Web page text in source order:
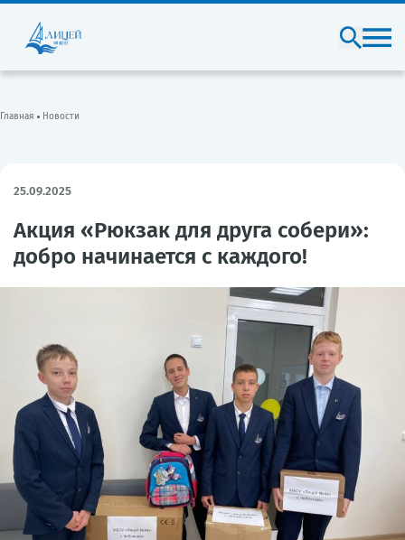
Главная Новости
25.09.2025
Акция «Рюкзак для друга собери»:
добро начинается с каждого!